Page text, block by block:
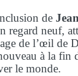
de
regard neuf,
de l’œil de
à la fin
le monde.